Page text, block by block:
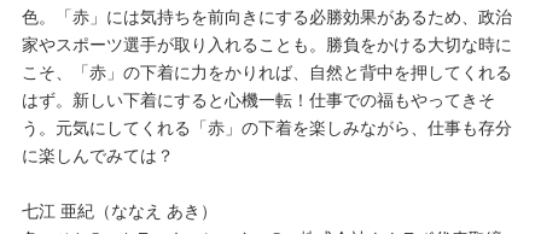
色。「赤」には気持ちを前向きにする必勝効果があるため、政治
家やスポーツ選手が取り入れることも。勝負をかける大切な時に
こそ、「赤」の下着に力をかりれば、自然と背中を押してくれる
はず。新しい下着にすると心機一転！仕事での福もやってきそ
う。元気にしてくれる「赤」の下着を楽しみながら、仕事も存分
に楽しんでみては？
七江 亜紀（ななえ あき）